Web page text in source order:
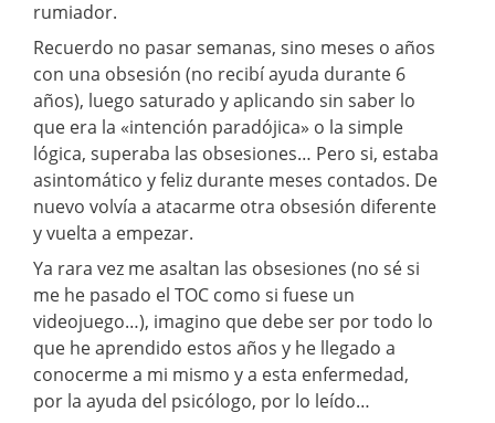
rumiador.
Recuerdo no pasar semanas, sino meses o años
con una obsesión (no recibí ayuda durante 6
años), luego saturado y aplicando sin saber lo
que era la «intención paradójica» o la simple
lógica, superaba las obsesiones… Pero si, estaba
asintomático y feliz durante meses contados. De
nuevo volvía a atacarme otra obsesión diferente
y vuelta a empezar.
Ya rara vez me asaltan las obsesiones (no sé si
me he pasado el TOC como si fuese un
videojuego…), imagino que debe ser por todo lo
que he aprendido estos años y he llegado a
conocerme a mi mismo y a esta enfermedad,
por la ayuda del psicólogo, por lo leído…